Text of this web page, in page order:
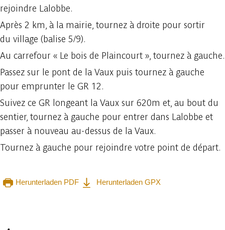
rejoindre Lalobbe.
Après 2 km, à la mairie, tournez à droite pour sortir
du village (balise 5/9).
Au carrefour « Le bois de Plaincourt », tournez à gauche.
Passez sur le pont de la Vaux puis tournez à gauche
pour emprunter le GR 12.
Suivez ce GR longeant la Vaux sur 620m et, au bout du
sentier, tournez à gauche pour entrer dans Lalobbe et
passer à nouveau au-dessus de la Vaux.
Tournez à gauche pour rejoindre votre point de départ.
Herunterladen PDF
Herunterladen GPX